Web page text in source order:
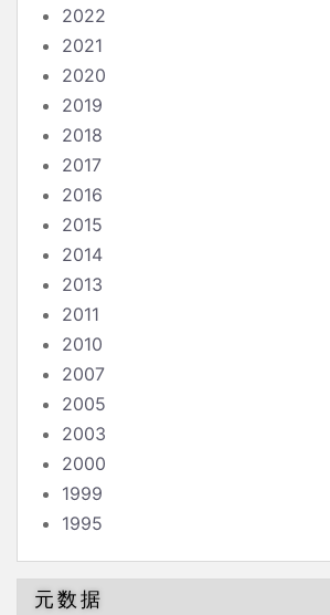
2022
2021
2020
2019
2018
2017
2016
2015
2014
2013
2011
2010
2007
2005
2003
2000
1999
1995
元数据